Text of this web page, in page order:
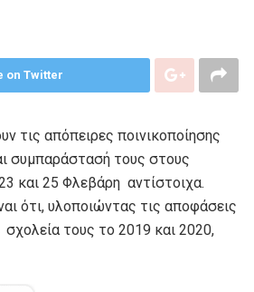
on Twitter
τις απόπειρες ποινικοποίησης
συμπαράστασή τους στους
και 25 Φλεβάρη αντίστοιχα.
ότι, υλοποιώντας τις αποφάσεις
τους το 2019 και 2020,